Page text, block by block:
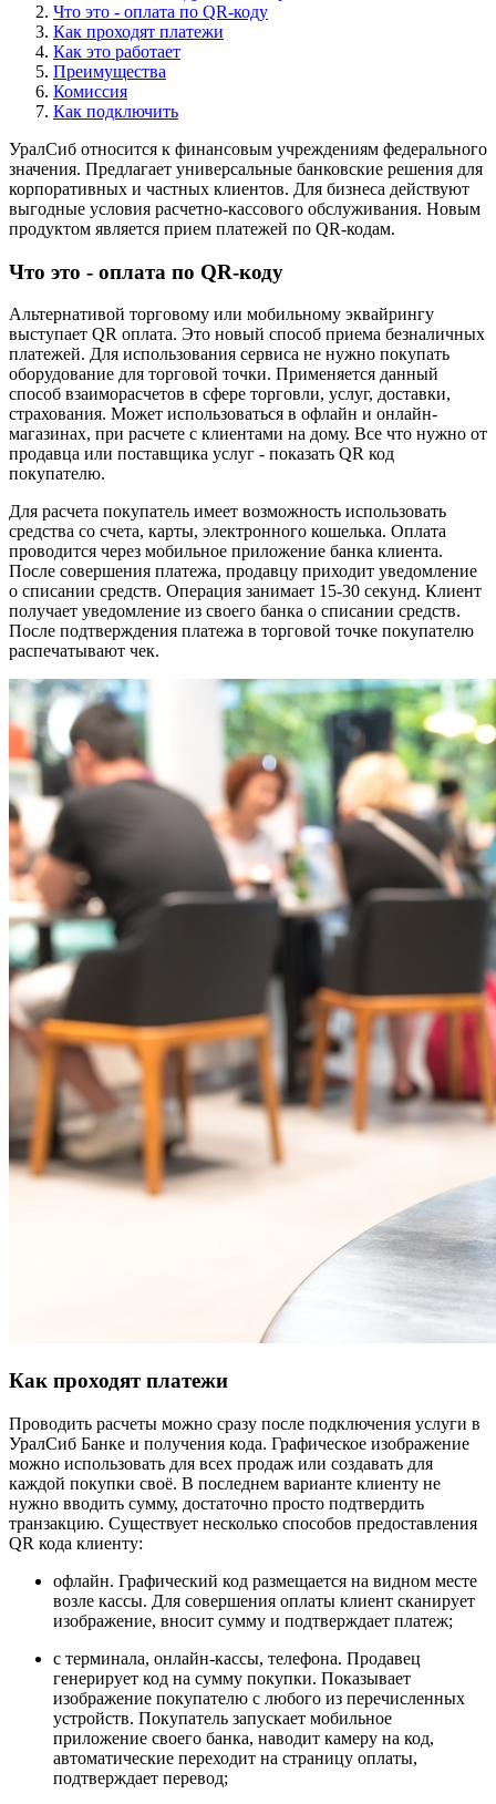
Что это - оплата по QR-коду
Как проходят платежи
Как это работает
Преимущества
Комиссия
Как подключить
УралСиб относится к финансовым учреждениям федерального
значения. Предлагает универсальные банковские решения для
корпоративных и частных клиентов. Для бизнеса действуют
выгодные условия расчетно-кассового обслуживания. Новым
продуктом является прием платежей по QR-кодам.
Что это - оплата по QR-коду
Альтернативой торговому или мобильному эквайрингу
выступает QR оплата. Это новый способ приема безналичных
платежей. Для использования сервиса не нужно покупать
оборудование для торговой точки. Применяется данный
способ взаиморасчетов в сфере торговли, услуг, доставки,
страхования. Может использоваться в офлайн и онлайн-
магазинах, при расчете с клиентами на дому. Все что нужно от
продавца или поставщика услуг - показать QR код
покупателю.
Для расчета покупатель имеет возможность использовать
средства со счета, карты, электронного кошелька. Оплата
проводится через мобильное приложение банка клиента.
После совершения платежа, продавцу приходит уведомление
о списании средств. Операция занимает 15-30 секунд. Клиент
получает уведомление из своего банка о списании средств.
После подтверждения платежа в торговой точке покупателю
распечатывают чек.
Как проходят платежи
Проводить расчеты можно сразу после подключения услуги в
УралСиб Банке и получения кода. Графическое изображение
можно использовать для всех продаж или создавать для
каждой покупки своё. В последнем варианте клиенту не
нужно вводить сумму, достаточно просто подтвердить
транзакцию. Существует несколько способов предоставления
QR кода клиенту:
офлайн. Графический код размещается на видном месте
возле кассы. Для совершения оплаты клиент сканирует
изображение, вносит сумму и подтверждает платеж;
с терминала, онлайн-кассы, телефона. Продавец
генерирует код на сумму покупки. Показывает
изображение покупателю с любого из перечисленных
устройств. Покупатель запускает мобильное
приложение своего банка, наводит камеру на код,
автоматические переходит на страницу оплаты,
подтверждает перевод;